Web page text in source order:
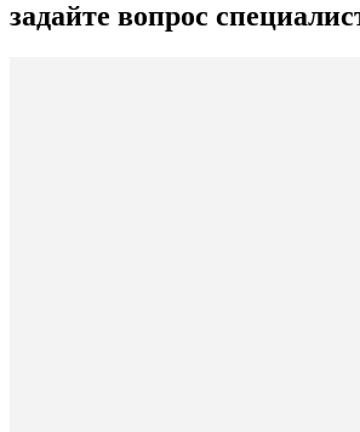
задайте вопрос